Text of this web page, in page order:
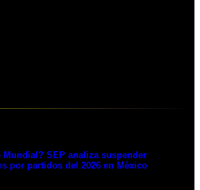
Mundial? SEP analiza suspender
por partidos del 2026 en México